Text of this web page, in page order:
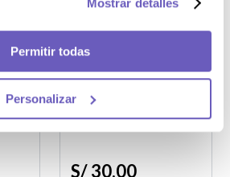
Permitir todas
Personalizar
Pote 50 g
Emulsión del Dr.
Zaidman
S/30.00